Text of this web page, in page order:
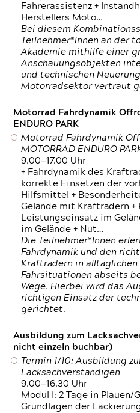
Fahrerassistenz +
Herstellers Moto…
Bei diesem
Teilnehmer*Innen an der
Akademie mithilfe einer
Anschauungsobjekten
und technischen
Motorradsektor vertraut
Motorrad Fahrdynamik
ENDURO PARK
Motorrad Fahrdynamik
MOTORRAD ENDURO
9.00—17.00 Uhr
+ Fahrdynamik des
korrekte Einsetzen der
Hilfsmittel +
Gelände mit Krafträdern +
Leistungseinsatz im
im Gelände + Nut…
Die Teilnehmer*Innen
Fahrdynamik und den
Krafträdern in
Fahrsituationen abseits
Wege. Hierbei wird das
richtigen Einsatz der
gerichtet.
Ausbildung zum
nicht einzeln buchbar)
Termin 1/10: Ausbildung
Lacksachverständigen
9.00—16.30 Uhr
Modul I: 2 Tage in Plauen/
Grundlagen der